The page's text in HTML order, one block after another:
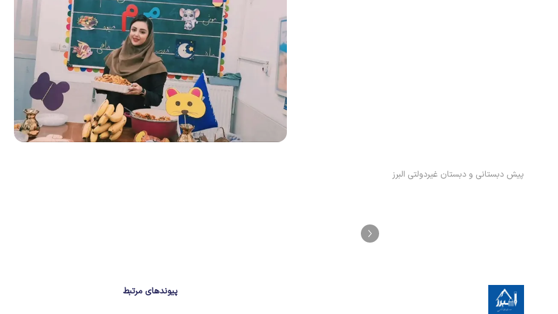
پیش دبستانی و دبستان غیردولتی البرز
پیوندهای مرتبط